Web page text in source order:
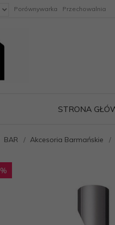
Porównywarka Przechowalnia
STRONA
BAR Akcesoria Barmańskie
%